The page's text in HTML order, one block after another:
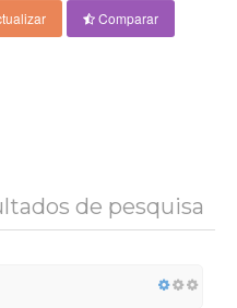
Comparar
de pesquisa